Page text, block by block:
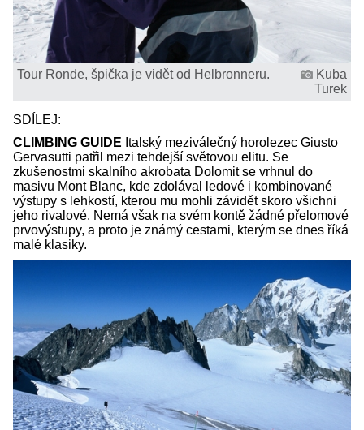
Tour Ronde, špička je vidět od Helbronneru.
Kuba
Turek
SDÍLEJ:
CLIMBING GUIDE Italský meziválečný horolezec Giusto
Gervasutti patřil mezi tehdejší světovou elitu. Se
zkušenostmi skalního akrobata Dolomit se vrhnul do
masivu Mont Blanc, kde zdolával ledové i kombinované
výstupy s lehkostí, kterou mu mohli závidět skoro všichni
jeho rivalové. Nemá však na svém kontě žádné přelomové
prvovýstupy, a proto je známý cestami, kterým se dnes říká
malé klasiky.